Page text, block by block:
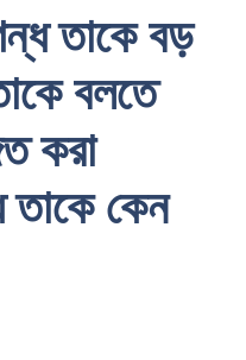
তাকে বড়
বলতে
করা
কেন